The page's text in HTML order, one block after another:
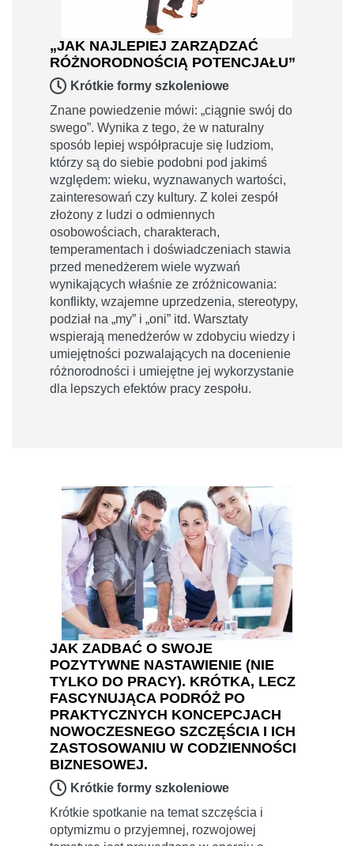
„JAK NAJLEPIEJ ZARZĄDZAĆ
RÓŻNORODNOŚCIĄ POTENCJAŁU”
Krótkie formy szkoleniowe
Znane powiedzenie mówi: „ciągnie swój do
swego”. Wynika z tego, że w naturalny
sposób lepiej współpracuje się ludziom,
którzy są do siebie podobni pod jakimś
względem: wieku, wyznawanych wartości,
zainteresowań czy kultury. Z kolei zespół
złożony z ludzi o odmiennych
osobowościach, charakterach,
temperamentach i doświadczeniach stawia
przed menedżerem wiele wyzwań
wynikających właśnie ze zróżnicowania:
konflikty, wzajemne uprzedzenia, stereotypy,
podział na „my” i „oni” itd. Warsztaty
wspierają menedżerów w zdobyciu wiedzy i
umiejętności pozwalających na docenienie
różnorodności i umiejętne jej wykorzystanie
dla lepszych efektów pracy zespołu.
JAK ZADBAĆ O SWOJE
POZYTYWNE NASTAWIENIE (NIE
TYLKO DO PRACY). KRÓTKA, LECZ
FASCYNUJĄCA PODRÓŻ PO
PRAKTYCZNYCH KONCEPCJACH
NOWOCZESNEGO SZCZĘŚCIA I ICH
ZASTOSOWANIU W CODZIENNOŚCI
BIZNESOWEJ.
Krótkie formy szkoleniowe
Krótkie spotkanie na temat szczęścia i
optymizmu o przyjemnej, rozwojowej